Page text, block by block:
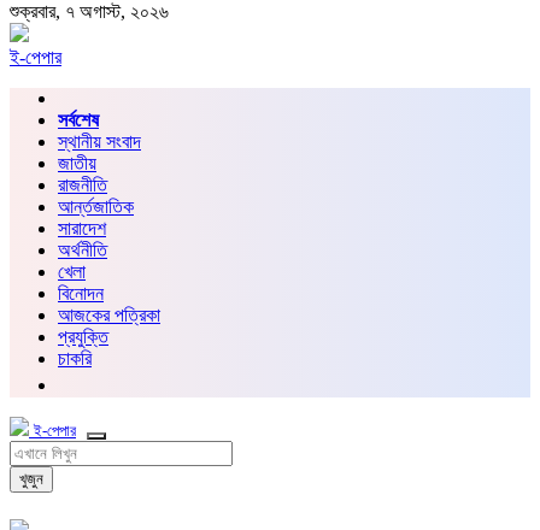
শুক্রবার, ৭ অগাস্ট, ২০২৬
ই-পেপার
সর্বশেষ
স্থানীয় সংবাদ
জাতীয়
রাজনীতি
আর্ন্তজাতিক
সারাদেশ
অর্থনীতি
খেলা
বিনোদন
আজকের পত্রিকা
প্রযুক্তি
চাকরি
ই-পেপার
খুজুন